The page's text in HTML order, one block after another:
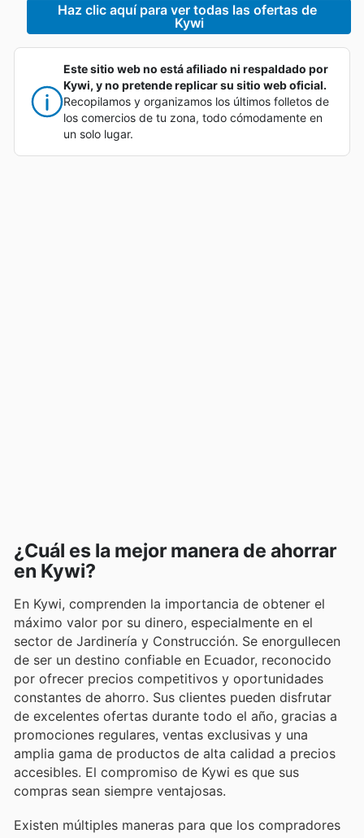
Haz clic aquí para ver todas las ofertas de
Kywi
Este sitio web no está afiliado ni respaldado por
Kywi, y no pretende replicar su sitio web oficial.
Recopilamos y organizamos los últimos folletos de
los comercios de tu zona, todo cómodamente en
un solo lugar.
¿Cuál es la mejor manera de ahorrar
en Kywi?
En Kywi, comprenden la importancia de obtener el
máximo valor por su dinero, especialmente en el
sector de Jardinería y Construcción. Se enorgullecen
de ser un destino confiable en Ecuador, reconocido
por ofrecer precios competitivos y oportunidades
constantes de ahorro. Sus clientes pueden disfrutar
de excelentes ofertas durante todo el año, gracias a
promociones regulares, ventas exclusivas y una
amplia gama de productos de alta calidad a precios
accesibles. El compromiso de Kywi es que sus
compras sean siempre ventajosas.
Existen múltiples maneras para que los compradores